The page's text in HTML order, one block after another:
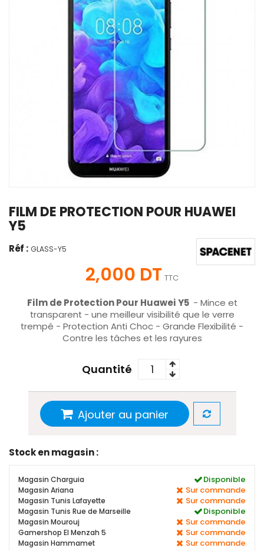
FILM DE PROTECTION POUR HUAWEI
Y5
Réf : GLASS-Y5
2,000 DT TTC
Film de Protection Pour Huawei Y5 - Mince et
transparent - une meilleur visibilité que le verre
trempé - Protection Anti Choc - Grande Flexibilité -
Contre les tâches et les rayures
Quantité
Ajouter au panier
Stock en magasin :
Magasin Charguia Disponible
Magasin Ariana Sur commande
Magasin Tunis Lafayette Sur commande
Magasin Tunis Rue de Marseille Disponible
Magasin Mourouj Sur commande
Gamershop El Menzah 5 Sur commande
Magasin Hammamet Sur commande